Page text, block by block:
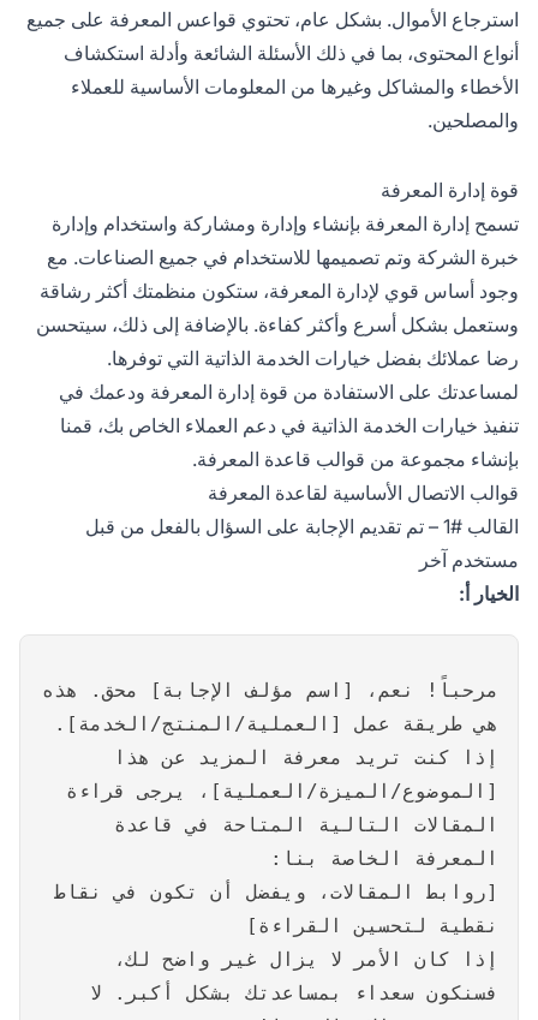
استرجاع الأموال. بشكل عام، تحتوي قواعس المعرفة على جميع
أنواع المحتوى، بما في ذلك الأسئلة الشائعة وأدلة استكشاف
الأخطاء والمشاكل وغيرها من المعلومات الأساسية للعملاء
والمصلحين.
قوة إدارة المعرفة
تسمح إدارة المعرفة بإنشاء وإدارة ومشاركة واستخدام وإدارة
خبرة الشركة وتم تصميمها للاستخدام في جميع الصناعات. مع
وجود أساس قوي لإدارة المعرفة، ستكون منظمتك أكثر رشاقة
وستعمل بشكل أسرع وأكثر كفاءة. بالإضافة إلى ذلك، سيتحسن
رضا عملائك بفضل خيارات الخدمة الذاتية التي توفرها.
لمساعدتك على الاستفادة من قوة إدارة المعرفة ودعمك في
تنفيذ خيارات الخدمة الذاتية في دعم العملاء الخاص بك، قمنا
بإنشاء مجموعة من قوالب قاعدة المعرفة.
قوالب الاتصال الأساسية لقاعدة المعرفة
القالب #1 – تم تقديم الإجابة على السؤال بالفعل من قبل
مستخدم آخر
الخيار أ:
مرحباً! نعم، [اسم مؤلف الإجابة] محق. هذه
هي طريقة عمل [العملية/المنتج/الخدمة].
إذا كنت تريد معرفة المزيد عن هذا
[الموضوع/الميزة/العملية]، يرجى قراءة
المقالات التالية المتاحة في قاعدة
المعرفة الخاصة بنا:
[روابط المقالات، ويفضل أن تكون في نقاط
نقطية لتحسين القراءة]
إذا كان الأمر لا يزال غير واضح لك،
فسنكون سعداء بمساعدتك بشكل أكبر. لا